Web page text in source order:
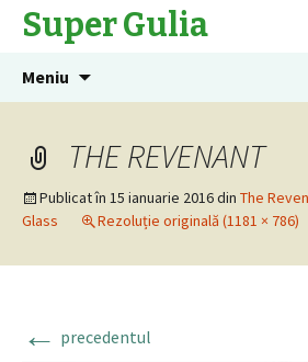
Super Gulia
Meniu
THE REVENANT
Publicat în 15 ianuarie 2016din The
Glass
Rezoluție originală (1181 × 786)
← precedentul